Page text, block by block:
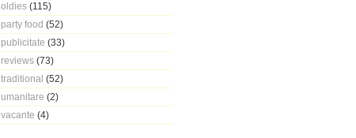
oldies (115)
party food (52)
publicitate (33)
reviews (73)
traditional (52)
umanitare (2)
vacante (4)